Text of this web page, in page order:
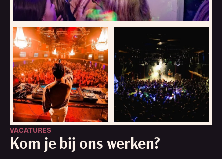
VACATURES
Kom je bij ons werken?